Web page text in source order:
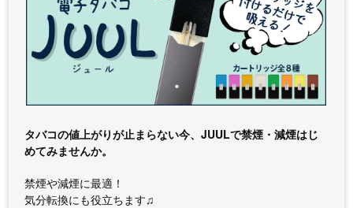
タバコの値上がりが止まらない今、JUULで禁煙・減煙はじ
めてみませんか。
禁煙や減煙に最適！
気分転換にも役立ちます♫